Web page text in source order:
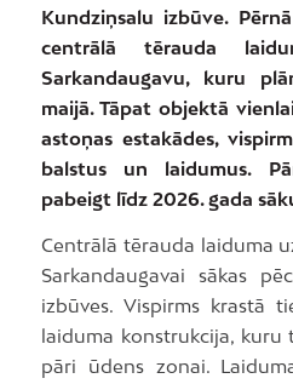
Kundziņsalu izbūve.
centrālā tērauda
Sarkandaugavu, kuru
maijā. Tāpat objektā
astoņas estakādes,
balstus un laidumus.
pabeigt līdz 2026. gada
Centrālā tērauda laiduma
Sarkandaugavai sākas
izbūves. Vispirms krastā
laiduma konstrukcija, kuru
pāri ūdens zonai.